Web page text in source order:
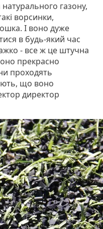
газону,
ворсинки,
І воно дуже
в будь-який час
- все ж це штучна
прекрасно
проходять
що воно
директор